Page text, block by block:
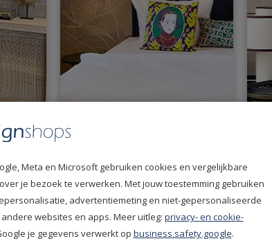
Meta en Microsoft gebruiken cookies en vergelijkbare
je bezoek te verwerken. Met jouw toestemming gebruiken
advertentiemeting en niet-gepersonaliseerde
websites en apps. Meer uitleg: privacy- en cookie-
je gegevens verwerkt op business.safety.google.